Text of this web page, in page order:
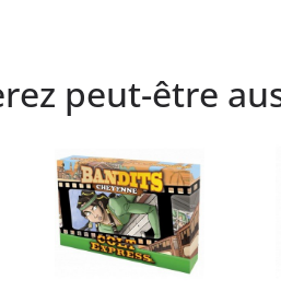
peut-être